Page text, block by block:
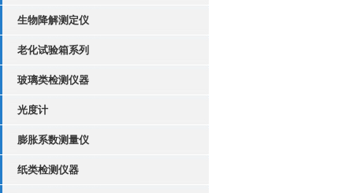
生物降解测定仪
老化试验箱系列
玻璃类检测仪器
光度计
膨胀系数测量仪
纸类检测仪器